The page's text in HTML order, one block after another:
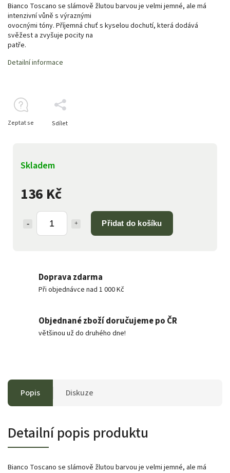
136 Kč
Přidat do košíku
Skladem
Bianco Toscano se slámově žlutou barvou je velmi jemné, ale má
intenzivní vůně s výraznými
ovocnými tóny. Příjemná chuť s kyselou dochutí, která dodává
svěžest a zvyšuje pocity na
patře.
Detailní informace
Zeptat se Sdílet
Doprava zdarma
Při objednávce nad 1 000 Kč
Objednané zboží doručujeme po ČR
většinou už do druhého dne!
Popis Diskuze
Detailní popis produktu
Bianco Toscano se slámově žlutou barvou je velmi jemné, ale má